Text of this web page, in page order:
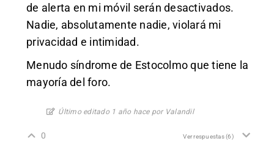
de alerta en mi móvil serán desactivados.
Nadie, absolutamente nadie, violará mi
privacidad e intimidad.
Menudo síndrome de Estocolmo que tiene la
mayoría del foro.
Último editado 1 año hace por Valandil
0 Ver respuestas(6)